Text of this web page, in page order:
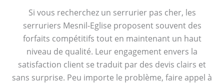
Si vous recherchez un serrurier pas cher, les
serruriers Mesnil-Eglise proposent souvent des
forfaits compétitifs tout en maintenant un haut
niveau de qualité. Leur engagement envers la
satisfaction client se traduit par des devis clairs et
sans surprise. Peu importe le problème, faire appel à